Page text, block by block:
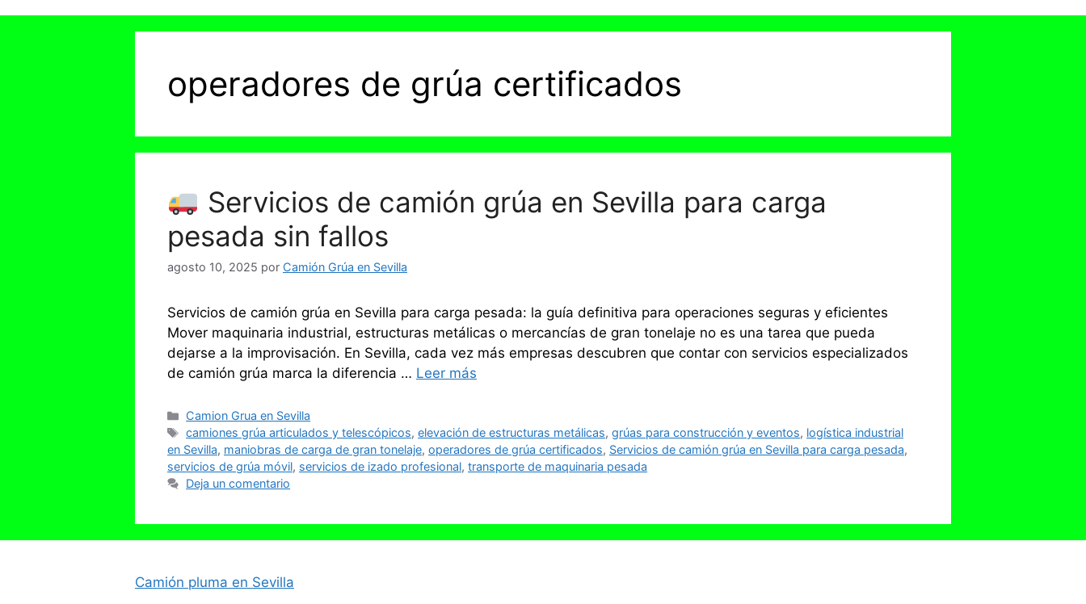
operadores de grúa certificados
Servicios de camión grúa en Sevilla para carga
pesada sin fallos
agosto 10, 2025 por Camión Grúa en Sevilla
Servicios de camión grúa en Sevilla para carga pesada: la guía definitiva para operaciones seguras y eficientes
Mover maquinaria industrial, estructuras metálicas o mercancías de gran tonelaje no es una tarea que pueda
dejarse a la improvisación. En Sevilla, cada vez más empresas descubren que contar con servicios especializados
de camión grúa marca la diferencia … Leer más
Categorías
Camion Grua en Sevilla
Etiquetas
camiones grúa articulados y telescópicos,elevación de estructuras metálicas,grúas para construcción y eventos, logística industrial
en Sevilla, maniobras de carga de gran tonelaje, operadores de grúa certificados, Servicios de camión grúa en Sevilla para carga pesada,
servicios de grúa móvil, servicios de izado profesional, transporte de maquinaria pesada
Deja un comentario
Camión pluma en Sevilla